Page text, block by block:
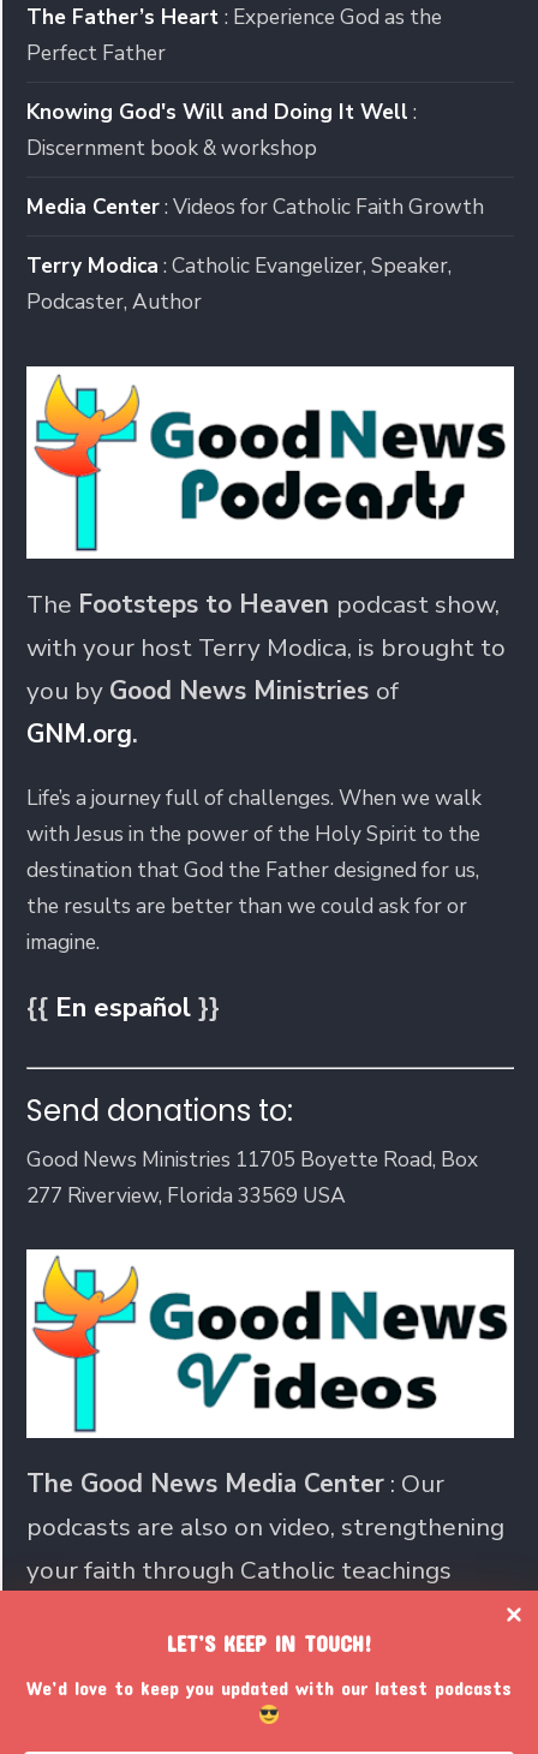
LET’S KEEP IN TOUCH!
We’d love to keep you updated with our latest podcasts
The Father’s Heart : Experience God as the
Perfect Father
Knowing God's Will and Doing It Well :
Discernment book & workshop
Media Center: Videos for Catholic Faith Growth
Terry Modica : Catholic Evangelizer, Speaker,
Podcaster, Author
The Footsteps to Heaven podcast show,
with your host Terry Modica, is brought to
you by Good News Ministries of
GNM.org.
Life’s a journey full of challenges. When we walk
with Jesus in the power of the Holy Spirit to the
destination that God the Father designed for us,
the results are better than we could ask for or
imagine.
{{ En español}}
Send donations to:
Good News Ministries 11705 Boyette Road, Box
277 Riverview, Florida 33569 USA
The Good News Media Center : Our
podcasts are also on video, strengthening
your faith through Catholic teachings
Join us in sharing the Catholic
faith with the world